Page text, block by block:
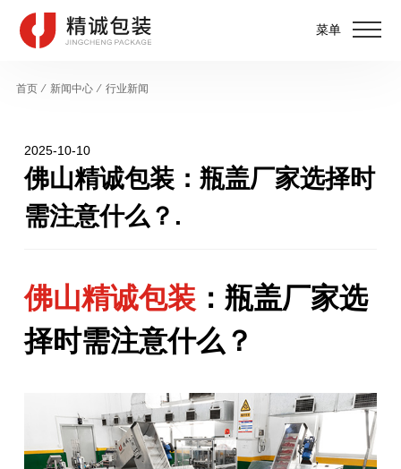
菜单
首页⁄ 新闻中心⁄ 行业新闻
2025-10-10
佛山精诚包装：瓶盖厂家选择时
需注意什么？.
佛山精诚包装 ：瓶盖厂家选
择时需注意什么？